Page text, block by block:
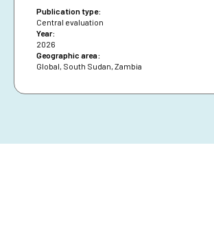
systems further created a verification
constrained deeper analysis.
Publication type:
Central evaluation
Year:
2026
Geographic area:
Global, South Sudan, Zambia